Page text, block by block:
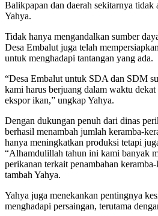
Balikpapan dan daerah sekitarnya tidak
Yahya.
Tidak hanya mengandalkan sumber
Desa Embalut juga telah
untuk menghadapi tantangan yang ada.
“Desa Embalut untuk SDA dan SDM
kami harus berjuang dalam waktu
ekspor ikan,” ungkap Yahya.
Dengan dukungan penuh dari dinas
berhasil menambah jumlah keramba-
hanya meningkatkan produksi tetapi
“Alhamdulillah tahun ini kami banyak
perikanan terkait penambahan
tambah Yahya.
Yahya juga menekankan pentingnya
menghadapi persaingan, terutama